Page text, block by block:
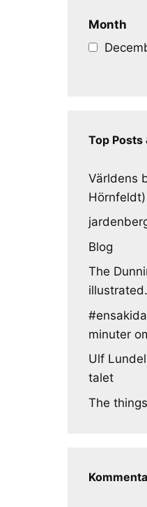
Month
Top Posts
Världens
Hörnfeldt)
Blog
The
illustrated.
minuter
Ulf
talet
The